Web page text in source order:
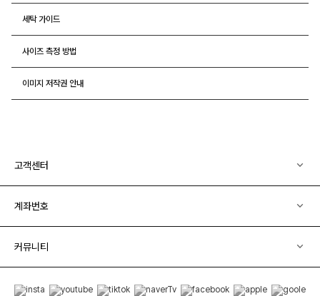
세탁 가이드
사이즈 측정 방법
이미지 저작권 안내
고객센터
계좌번호
커뮤니티